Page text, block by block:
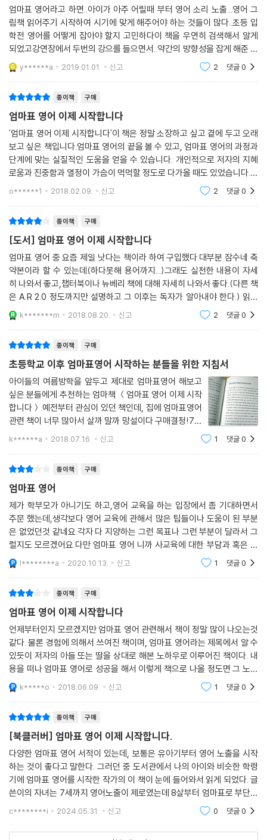
엄마표 영어라고 하면..아이가 아주 어릴때 부터 영어 소리 노출...영어 그
림책 읽어주기 시작하여 시기에 맞게 해주어야 하는 것들이 많다..초등 입
학전 영어를 어떻게 잡아야 할지 고민하다이 책을 우연히 검색해서 알게
되었고강연장에서 두번의 강으를 들으면서..약간의 방향성을 잡게 해준 지
침서 같은 책이다..한글이 완벽히 자리 잡힌 초등 부터 집중적으로 영어에
발을 담글수 있
y******a 2019.01.01. 신고 2 댓글0
종이책 구매
엄마표 영어 이제 시작합니다
'엄마표 영어 이제 시작합니다'이 책은 정말 소장하고 싶고 곁에 두고 오래
보고 싶은 책입니다.엄마표 영어의 끝을 볼 수 있고, 엄마표 영어의 과정과
단계에 맞는 실질적인 도움을 얻을 수 있습니다. 개인적으로 저자의 지혜
로움과 진중함과 열정이 가슴이 먹먹할 정도로 다가올 때도 있었습니다.또
한 이 길이 맞다 여겨지는 것에 대한 추진력과 담대함등 내면적인 측면에
o******1 2018.02.09. 신고 2 댓글0
종이책 구매
[도서] 엄마표 영어 이제 시작합니다
엄마표 영어 중 요즘 제일 낫다는 책이라 하여 구입했다.대부분 잠수네 축
약본이라 할 수 있는데(하다못해 용어까지...)그래도 실천한 내용이 자세
히 나와서 좋고,챕터북이나 뉴베리 책에 대해 자세히 나와서 좋다.(다른 책
은 A.R 2.0 정도까지만 설명하고 그 이후는 독자가 알아내야 한다.) 읽기
편하고 사진도 많고, 솔직 담담한 내용이라서 추천한다. (아이가 아들인지
딸인지는 짐작
k*******m 2018.08.20. 신고 2 댓글0
종이책 구매
초등학교 이후 엄마표영어 시작하는 분들을 위한 지침서
아이들의 여름방학을 앞두고 제대로 엄마표영어 해보고
싶은 분들에게 추천하는 엄마책 ＜엄마표 영어 이제 시작
합니다＞.예전부터 관심이 있던 책인데, 집에 엄마표영어
관련 책이 너무 많아서 살까 말까 망설이다 구매결정!7세
까지 영어노출 제로, 초등학교 입학후부터 초등학교 6년
k******a 2018.07.16. 신고 1 댓글0
종이책 구매
엄마표 영어
제가 학부모가 아니기도 하고,영어 교육을 하는 입장에서 좀 기대하면서
주문 했는데,생각보다 영어 교육에 관해서 많은 팁들이나 도움이 된 부분
은 없었던것 같네요.각자 다 지양하는 그런 목표나 그런 부분이 달라서 그
럴지도 모르겠어요.다만 엄마표 영어 니까 사교육에 대한 부담과 혹은 엄
마표 영어에 대한 팁을 받고 싶은 분들에게는 도움이 되실지 모르겠습니
다.마지막 페이지 에
l********a 2020.10.13. 신고 1 댓글0
종이책 구매
엄마표 영어 이제 시작합니다
언제부터인지 모르겠지만 엄마표 영어 관련해서 책이 정말 많이 나오는것
같다. 물론 경험에 의해서 쓰여진 책이며, 엄마표 영어라는 제목에서 알 수
있듯이 저자의 아들 또는 딸을 상대로 해본 노하우로 이루어진 책이다. 내
용을 떠나 엄마표 영어로 성공을 해서 이렇게 책으로 나올 정도면 그 노력
은 충분히 박수받아 마땅한 것 같다. 하지만 우리 아이도 책 속의 주인공처
럼 된다는 보
k*****o 2018.06.09. 신고 1 댓글0
종이책 구매
[북클러버] 엄마표 영어 이제 시작합니다.
다양한 엄마표 영어 서적이 있는데, 보통은 유아기부터 영어 노출을 시작
하는 것이 좋다고 말한다. 그러던 중 도서관에서 나의 아이와 비슷한 학령
기에 엄마표 영어를 시작한 작가의 이 책이 눈에 들어와서 읽게 되었다. 글
쓴이의 자녀는 7세까지 영어노출이 제로였는데 8살부터 엄마표로 부단히
학습하기 시작하여 16세에 해외대학에 입학하였다. 하루 3시간씩 원서 읽
c********i 2024.05.31. 신고 0 댓글0